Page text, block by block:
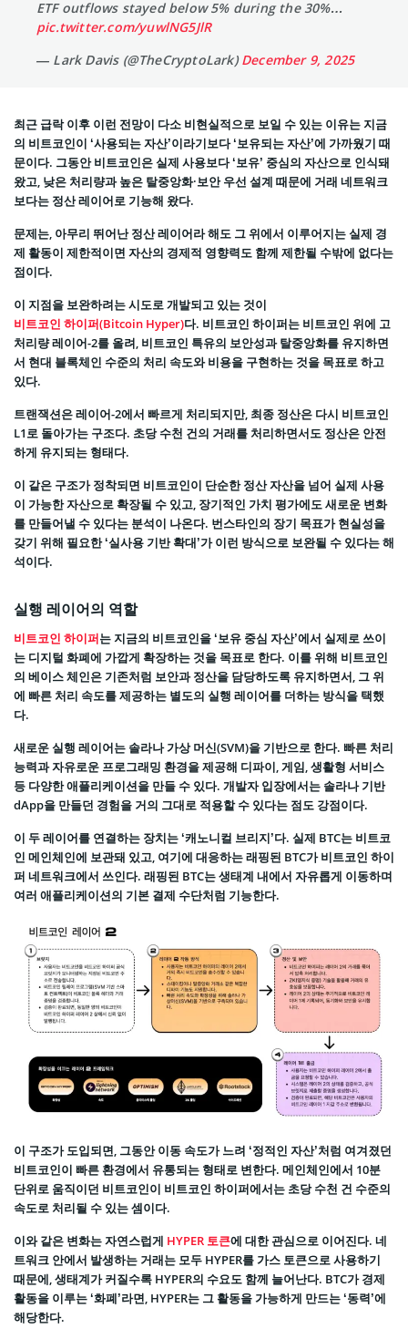
ETF outflows stayed below 5% during the 30%…
pic.twitter.com/yuwlNG5JlR
— Lark Davis (@TheCryptoLark)December 9, 2025
최근 급락 이후 이런 전망이 다소 비현실적으로 보일 수 있는 이유는 지금
의 비트코인이 ‘사용되는 자산’이라기보다 ‘보유되는 자산’에 가까웠기 때
문이다. 그동안 비트코인은 실제 사용보다 ‘보유’ 중심의 자산으로 인식돼
왔고, 낮은 처리량과 높은 탈중앙화·보안 우선 설계 때문에 거래 네트워크
보다는 정산 레이어로 기능해 왔다.
문제는, 아무리 뛰어난 정산 레이어라 해도 그 위에서 이루어지는 실제 경
제 활동이 제한적이면 자산의 경제적 영향력도 함께 제한될 수밖에 없다는
점이다.
이 지점을 보완하려는 시도로 개발되고 있는 것이
비트코인 하이퍼(Bitcoin Hyper)다. 비트코인 하이퍼는 비트코인 위에 고
처리량 레이어-2를 올려, 비트코인 특유의 보안성과 탈중앙화를 유지하면
서 현대 블록체인 수준의 처리 속도와 비용을 구현하는 것을 목표로 하고
있다.
트랜잭션은 레이어-2에서 빠르게 처리되지만, 최종 정산은 다시 비트코인
L1로 돌아가는 구조다. 초당 수천 건의 거래를 처리하면서도 정산은 안전
하게 유지되는 형태다.
이 같은 구조가 정착되면 비트코인이 단순한 정산 자산을 넘어 실제 사용
이 가능한 자산으로 확장될 수 있고, 장기적인 가치 평가에도 새로운 변화
를 만들어낼 수 있다는 분석이 나온다. 번스타인의 장기 목표가 현실성을
갖기 위해 필요한 ‘실사용 기반 확대’가 이런 방식으로 보완될 수 있다는 해
석이다.
실행 레이어의 역할
비트코인 하이퍼는 지금의 비트코인을 ‘보유 중심 자산’에서 실제로 쓰이
는 디지털 화폐에 가깝게 확장하는 것을 목표로 한다. 이를 위해 비트코인
의 베이스 체인은 기존처럼 보안과 정산을 담당하도록 유지하면서, 그 위
에 빠른 처리 속도를 제공하는 별도의 실행 레이어를 더하는 방식을 택했
다.
새로운 실행 레이어는 솔라나 가상 머신(SVM)을 기반으로 한다. 빠른 처리
능력과 자유로운 프로그래밍 환경을 제공해 디파이, 게임, 생활형 서비스
등 다양한 애플리케이션을 만들 수 있다. 개발자 입장에서는 솔라나 기반
dApp을 만들던 경험을 거의 그대로 적용할 수 있다는 점도 강점이다.
이 두 레이어를 연결하는 장치는 ‘캐노니컬 브리지’다. 실제 BTC는 비트코
인 메인체인에 보관돼 있고, 여기에 대응하는 래핑된 BTC가 비트코인 하이
퍼 네트워크에서 쓰인다. 래핑된 BTC는 생태계 내에서 자유롭게 이동하며
여러 애플리케이션의 기본 결제 수단처럼 기능한다.
이 구조가 도입되면, 그동안 이동 속도가 느려 ‘정적인 자산’처럼 여겨졌던
비트코인이 빠른 환경에서 유통되는 형태로 변한다. 메인체인에서 10분
단위로 움직이던 비트코인이 비트코인 하이퍼에서는 초당 수천 건 수준의
속도로 처리될 수 있는 셈이다.
이와 같은 변화는 자연스럽게 HYPER 토큰에 대한 관심으로 이어진다. 네
트워크 안에서 발생하는 거래는 모두 HYPER를 가스 토큰으로 사용하기
때문에, 생태계가 커질수록 HYPER의 수요도 함께 늘어난다. BTC가 경제
활동을 이루는 ‘화폐’라면, HYPER는 그 활동을 가능하게 만드는 ‘동력’에
해당한다.